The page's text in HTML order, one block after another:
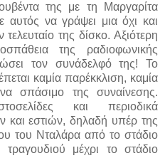
της με τη Μαργαρίτα
αυτός να γράψει μια όχι και
τελευταίο της δίσκο. Αξιότερη
της ραδιοφωνικής
τον συνάδελφό της! Το
καμία παρέκκλιση, καμία
σπάσιμο της συναίνεσης.
και περιοδικά
και εστιών, δηλαδή υπέρ της
του Νταλάρα από το στάδιο
μέχρι το στάδιο